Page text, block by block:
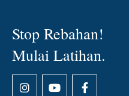
Stop Rebahan!
Mulai Latihan.